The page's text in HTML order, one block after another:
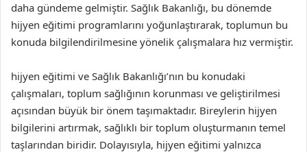
daha gündeme gelmiştir. Sağlık Bakanlığı, bu dönemde
hijyen eğitimi programlarını yoğunlaştırarak, toplumun bu
konuda bilgilendirilmesine yönelik çalışmalara hız vermiştir.
hijyen eğitimi ve Sağlık Bakanlığı’nın bu konudaki
çalışmaları, toplum sağlığının korunması ve geliştirilmesi
açısından büyük bir önem taşımaktadır. Bireylerin hijyen
bilgilerini artırmak, sağlıklı bir toplum oluşturmanın temel
taşlarından biridir. Dolayısıyla, hijyen eğitimi yalnızca